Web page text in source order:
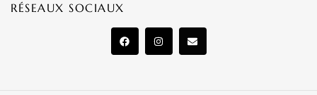
RÉSEAUX SOCIAUX